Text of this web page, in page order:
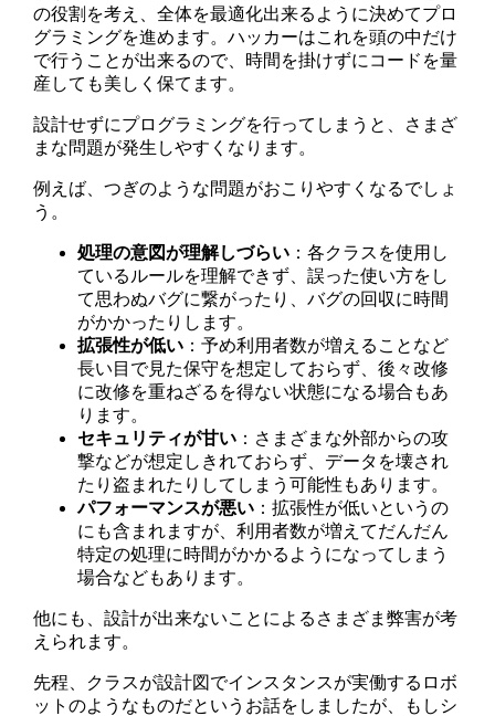
の役割を考え、全体を最適化出来るように決めてプロ
グラミングを進めます。ハッカーはこれを頭の中だけ
で行うことが出来るので、時間を掛けずにコードを量
産しても美しく保てます。
設計せずにプログラミングを行ってしまうと、さまざ
まな問題が発生しやすくなります。
例えば、つぎのような問題がおこりやすくなるでしょ
う。
処理の意図が理解しづらい ：各クラスを使用し
ているルールを理解できず、誤った使い方をし
て思わぬバグに繋がったり、バグの回収に時間
がかかったりします。
拡張性が低い ：予め利用者数が増えることなど
長い目で見た保守を想定しておらず、後々改修
に改修を重ねざるを得ない状態になる場合もあ
ります。
セキュリティが甘い ：さまざまな外部からの攻
撃などが想定しきれておらず、データを壊され
たり盗まれたりしてしまう可能性もあります。
パフォーマンスが悪い ：拡張性が低いというの
にも含まれますが、利用者数が増えてだんだん
特定の処理に時間がかかるようになってしまう
場合などもあります。
他にも、設計が出来ないことによるさまざま弊害が考
えられます。
先程、クラスが設計図でインスタンスが実働するロボ
ットのようなものだというお話をしましたが、もしシ